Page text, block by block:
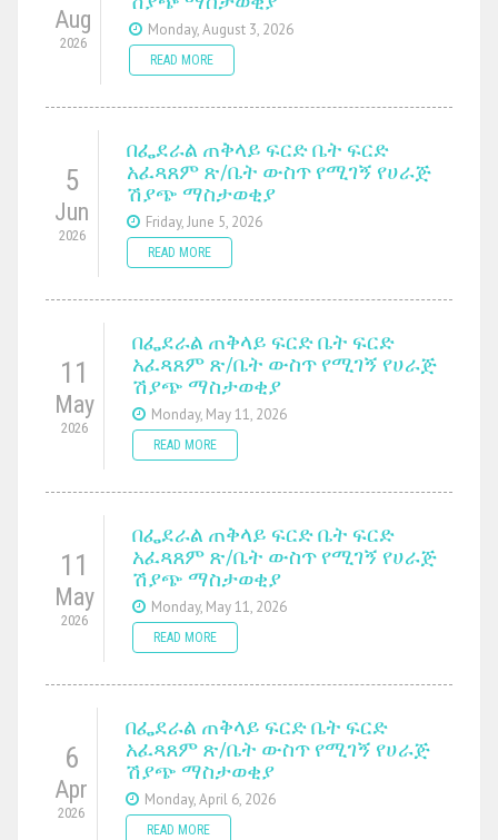
Aug
2026
Monday, August 3, 2026
READ MORE
5
Jun
2026
በፌደራል ጠቅላይ ፍርድ ቤት ፍርድ
አፈጻጸም ጽ/ቤት ውስጥ የሚገኝ የሀራጅ
ሽያጭ ማስታወቂያ
Friday, June 5, 2026
READ MORE
11
May
2026
በፌደራል ጠቅላይ ፍርድ ቤት ፍርድ
አፈጻጸም ጽ/ቤት ውስጥ የሚገኝ የሀራጅ
ሽያጭ ማስታወቂያ
Monday, May 11, 2026
READ MORE
11
May
2026
በፌደራል ጠቅላይ ፍርድ ቤት ፍርድ
አፈጻጸም ጽ/ቤት ውስጥ የሚገኝ የሀራጅ
ሽያጭ ማስታወቂያ
Monday, May 11, 2026
READ MORE
6
Apr
2026
በፌደራል ጠቅላይ ፍርድ ቤት ፍርድ
አፈጻጸም ጽ/ቤት ውስጥ የሚገኝ የሀራጅ
ሽያጭ ማስታወቂያ
Monday, April 6, 2026
READ MORE